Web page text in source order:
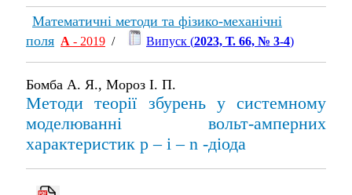
Математичні методи та фізико-механічні
поля А - 2019 / Випуск (2023, Т. 66, № 3-4)
Бомба А. Я., Мороз І. П.
Методи теорії збурень у системному
моделюванні вольт-амперних
характеристик p – i – n -діода